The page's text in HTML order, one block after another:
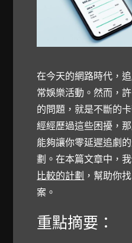
在今天的網路時代，
常娛樂活動。然而，
的問題，就是不斷的
經經歷過這些困擾，
能夠讓你零延遲追劇
劃。在本篇文章中，
比較的計劃 ，幫助你
案。
重點摘要：